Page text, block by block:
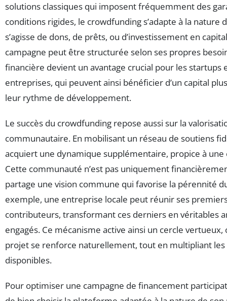
solutions classiques qui imposent fréquemment des
conditions rigides, le crowdfunding s’adapte à la nature
s’agisse de dons, de prêts, ou d’investissement en
campagne peut être structurée selon ses propres
financière devient un avantage crucial pour les startups
entreprises, qui peuvent ainsi bénéficier d’un capital
leur rythme de développement.
Le succès du crowdfunding repose aussi sur la
communautaire. En mobilisant un réseau de soutiens
acquiert une dynamique supplémentaire, propice à une
Cette communauté n’est pas uniquement
partage une vision commune qui favorise la pérennité
exemple, une entreprise locale peut réunir ses
contributeurs, transformant ces derniers en véritables
engagés. Ce mécanisme active ainsi un cercle vertueux,
projet se renforce naturellement, tout en multipliant les
disponibles.
Pour optimiser une campagne de financement